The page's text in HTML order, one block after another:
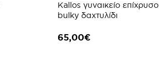
Kallos γυναικείο επίχρυσο
bulky δαχτυλίδι
65,00€